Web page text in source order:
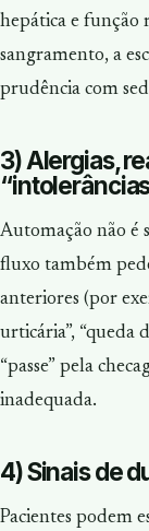
hepática e função
sangramento, a
prudência com
3) Alergias,
Automação não é
fluxo também
anteriores (por
urticária”, “queda
“passe” pela
inadequada.
4) Sinais de
Pacientes podem